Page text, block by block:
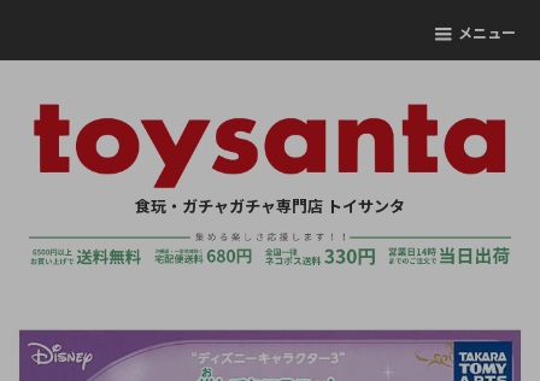
メニュー
食玩・ガチャガチャ専門店 トイサンタ